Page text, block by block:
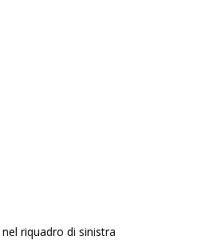
nel riquadro di sinistra